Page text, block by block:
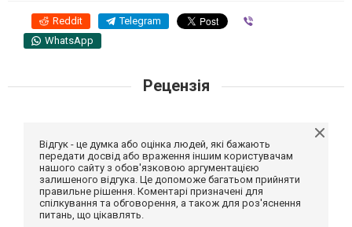
Reddit Telegram
WhatsApp
Рецензія
Відгук - це думка або оцінка людей, які бажають
передати досвід або враження іншим користувачам
нашого сайту з обов'язковою аргументацією
залишеного відгука. Це допоможе багатьом прийняти
правильне рішення. Коментарі призначені для
спілкування та обговорення, а також для роз'яснення
питань, що цікавлять.